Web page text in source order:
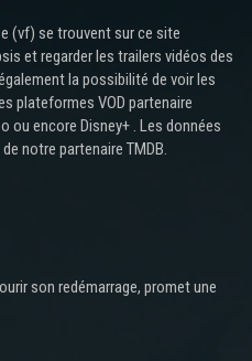
(vf) se trouvent sur ce site
et regarder les trailers vidéos des
la possibilité de voir les
plateformes VOD partenaire
ou encore Disney+ . Les données
notre partenaire TMDB.
son redémarrage, promet une